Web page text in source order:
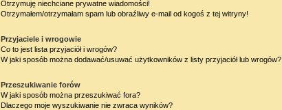
Otrzymuję niechciane prywatne wiadomości!
Otrzymałem/otrzymałam spam lub obraźliwy e-mail od kogoś z tej witryny!
Przyjaciele i wrogowie
Co to jest lista przyjaciół i wrogów?
W jaki sposób można dodawać/usuwać użytkowników z listy przyjaciół lub wrogów?
Przeszukiwanie forów
W jaki sposób można przeszukiwać fora?
Dlaczego moje wyszukiwanie nie zwraca wyników?